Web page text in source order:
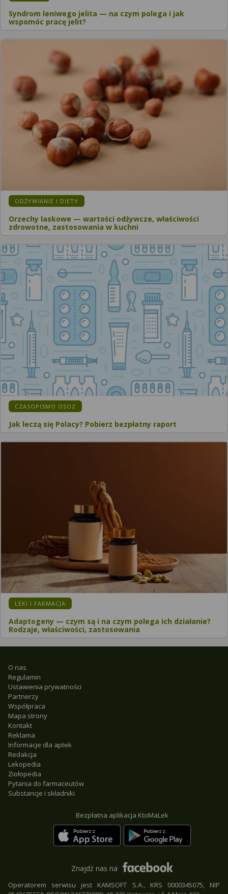
Syndrom leniwego jelita — na czym polega i jak
wspomóc pracę jelit?
ODŻYWIANIE I DIETY
Orzechy laskowe — wartości odżywcze, właściwości
zdrowotne, zastosowania w kuchni
CZASOPISMO OSOZ
Jak leczą się Polacy? Pobierz bezpłatny raport
LEKI I FARMACJA
Adaptogeny — czym są i na czym polega ich działanie?
Rodzaje, właściwości, zastosowania
O nas
Regulamin
Ustawienia prywatności
Partnerzy
Współpraca
Mapa strony
Kontakt
Reklama
Informacje dla aptek
Redakcja
Lekopedia
Ziołopedia
Pytania do farmaceutów
Substancje i składniki
Bezpłatna aplikacja KtoMaLek
Znajdź nas na
Operatorem serwisu jest KAMSOFT S.A., KRS 0000345075, NIP